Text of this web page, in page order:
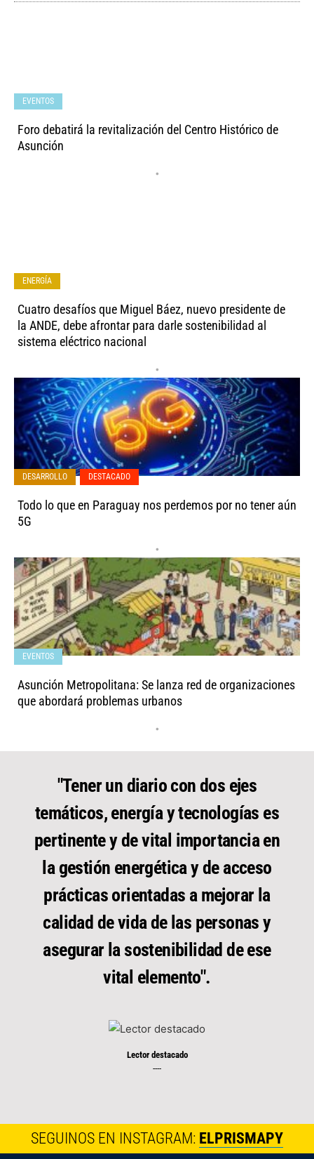
Foro debatirá la revitalización del Centro Histórico de
Asunción
•
EVENTOS
Cuatro desafíos que Miguel Báez, nuevo presidente de
la ANDE, debe afrontar para darle sostenibilidad al
sistema eléctrico nacional
•
ENERGÍA
Todo lo que en Paraguay nos perdemos por no tener aún
5G
•
DESARROLLO , DESTACADO
Asunción Metropolitana: Se lanza red de organizaciones
que abordará problemas urbanos
•
EVENTOS
"Tener un diario con dos ejes
temáticos, energía y tecnologías es
pertinente y de vital importancia en
la gestión energética y de acceso
prácticas orientadas a mejorar la
calidad de vida de las personas y
asegurar la sostenibilidad de ese
vital elemento".
Lector destacado
----
SEGUINOS EN INSTAGRAM: ELPRISMAPY